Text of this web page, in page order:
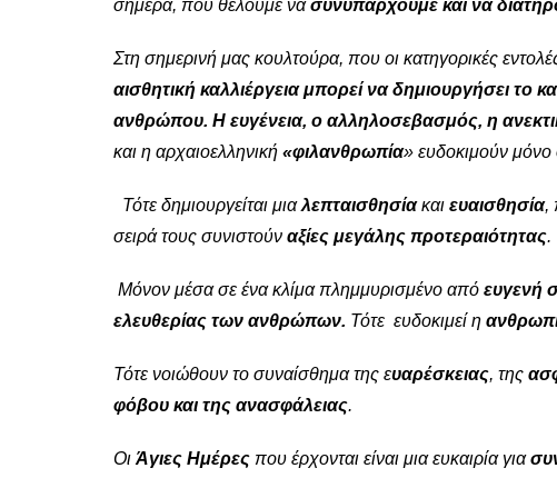
σήμερα, που θέλουμε νασυνυπάρχουμε και να
Στη σημερινή μας κουλτούρα, που οι κατηγορικές
αισθητική καλλιέργεια μπορεί να δημιουργήσει το
ανθρώπου. Η ευγένεια, ο αλληλοσεβασμός, η
και η αρχαιοελληνική «φιλανθρωπία» ευδοκιμούν μόνο
Τότε δημιουργείται μιαλεπταισθησίακαι ευαισθησία,
σειρά τους συνιστούν αξίες μεγάλης προτεραιότητας.
Μόνον μέσα σε ένα κλίμα πλημμυρισμένο από ευγενή
ελευθερίας των ανθρώπων. Τότε ευδοκιμεί η
Τότε νοιώθουν το συναίσθημα της ευαρέσκειας, της
φόβου και της ανασφάλειας.
Οι Άγιες Ημέρες που έρχονται είναι μια ευκαιρία για